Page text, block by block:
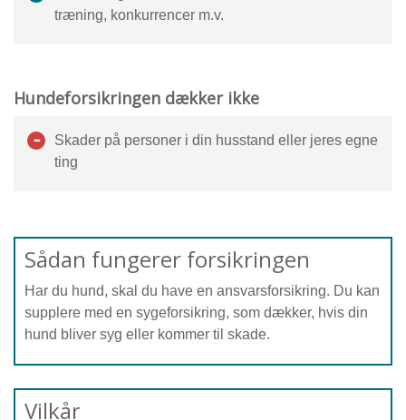
træning, konkurrencer m.v.
Hundeforsikringen dækker ikke
Skader på personer i din husstand eller jeres egne
ting
Sådan fungerer forsikringen
Har du hund, skal du have en ansvarsforsikring. Du kan
supplere med en sygeforsikring, som dækker, hvis din
hund bliver syg eller kommer til skade.
Vilkår